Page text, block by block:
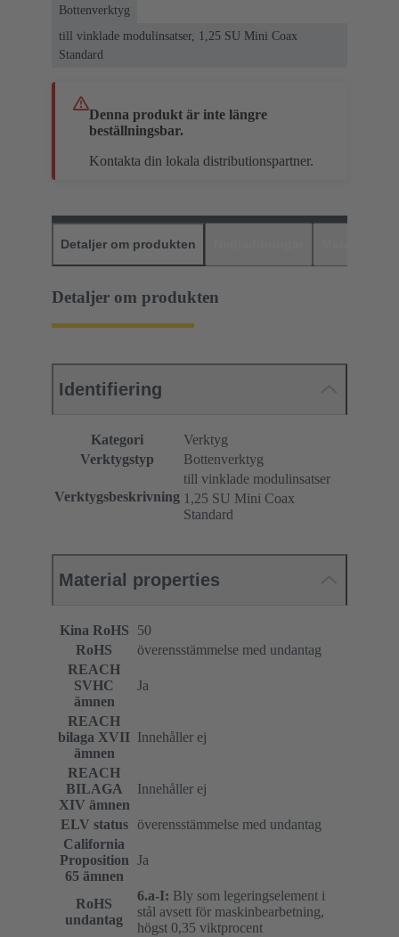
Bottenverktyg
till vinklade modulinsatser, 1,25 SU Mini Coax
Standard
Denna produkt är inte längre
beställningsbar.
Kontakta din lokala distributionspartner.
Detaljer om produkten
Detaljer om produkten
Identifiering
Kategori
Verktyg
Verktygstyp
Bottenverktyg
Verktygsbeskrivning
till vinklade modulinsatser
1,25 SU Mini Coax
Standard
Material properties
Kina RoHS
50
RoHS
överensstämmelse med undantag
REACH
SVHC
ämnen
Ja
REACH
bilaga XVII
ämnen
Innehåller ej
REACH
BILAGA
XIV ämnen
Innehåller ej
ELV status
överensstämmelse med undantag
California
Proposition
65 ämnen
Ja
RoHS
undantag
6.a-I: Bly som legeringselement i
stål avsett för maskinbearbetning,
högst 0,35 viktprocent